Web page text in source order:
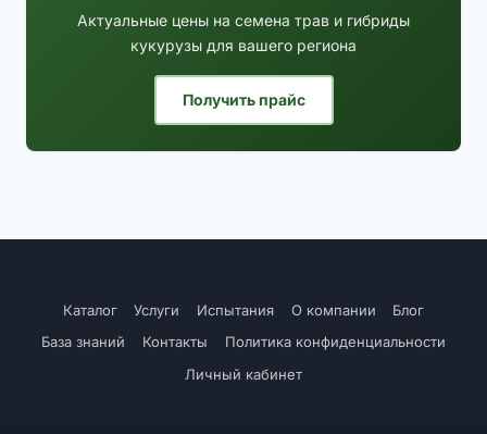
Актуальные цены на семена трав и гибриды
кукурузы для вашего региона
Получить прайс
Каталог Услуги Испытания О компании
Блог
База знаний
Контакты
Политика конфиденциальности
Личный кабинет